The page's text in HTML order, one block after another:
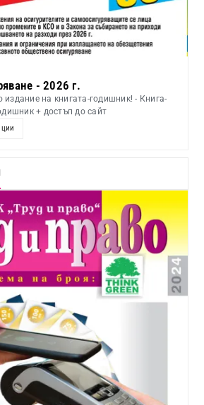
- 2026 г.
издание на книгата-годишник! - Книга-
+ достъп до сайт